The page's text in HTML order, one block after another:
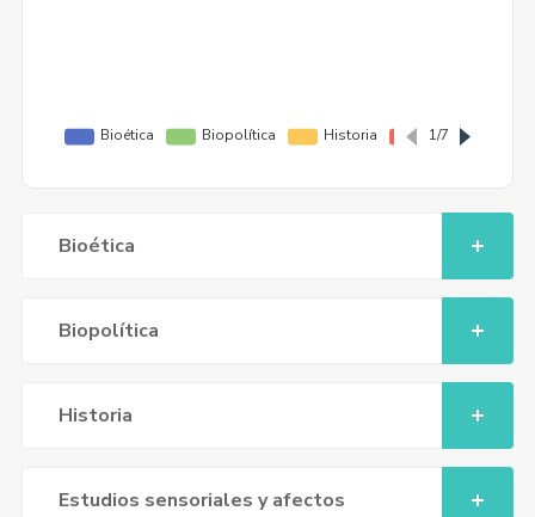
Bioética
Biopolítica
Historia
Estudios sensoriales y afectos